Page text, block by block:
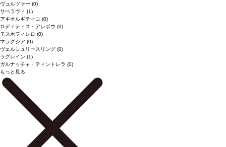
ヴュルツァー (0)
サペラヴィ (1)
アギオルギティコ (0)
ロディティス・アレポウ (0)
モスホフィレロ (0)
マラグジア (0)
ヴェルシュリースリング (0)
ラグレイン (1)
ガルナッチャ・ティントレラ (0)
もっと見る